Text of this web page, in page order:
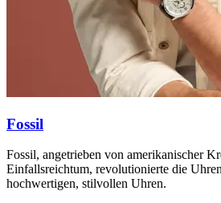
Fossil
Fossil, angetrieben von amerikanischer
Einfallsreichtum, revolutionierte die
hochwertigen, stilvollen Uhren.